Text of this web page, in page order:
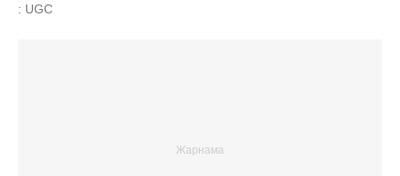
: UGC